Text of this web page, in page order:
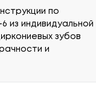
по
из индивидуальной
зубов
и